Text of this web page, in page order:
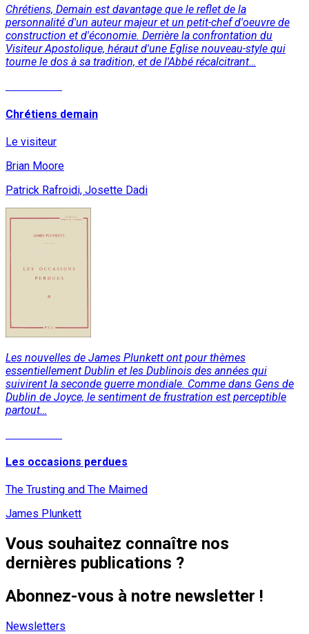
Chrétiens, Demain est davantage que le reflet de la
personnalité d'un auteur majeur et un petit-chef d'oeuvre de
construction et d'économie. Derrière la confrontation du
Visiteur Apostolique, héraut d'une Eglise nouveau-style qui
tourne le dos à sa tradition, et de l'Abbé récalcitrant…
Chrétiens demain
Le visiteur
Brian Moore
Patrick Rafroidi, Josette Dadi
Les nouvelles de James Plunkett ont pour thèmes
essentiellement Dublin et les Dublinois des années qui
suivirent la seconde guerre mondiale. Comme dans Gens de
Dublin de Joyce, le sentiment de frustration est perceptible
partout…
Les occasions perdues
The Trusting and The Maimed
James Plunkett
Vous souhaitez connaître nos
dernières publications ?
Abonnez-vous à notre newsletter !
Newsletters